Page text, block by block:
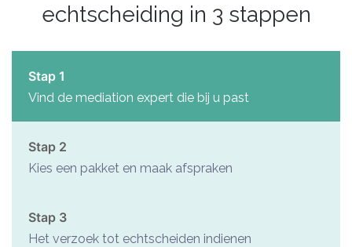
echtscheiding in 3 stappen
Stap 1
Vind de mediation expert die bij u past
Stap 2
Kies een pakket en maak afspraken
Stap 3
Het verzoek tot echtscheiden indienen